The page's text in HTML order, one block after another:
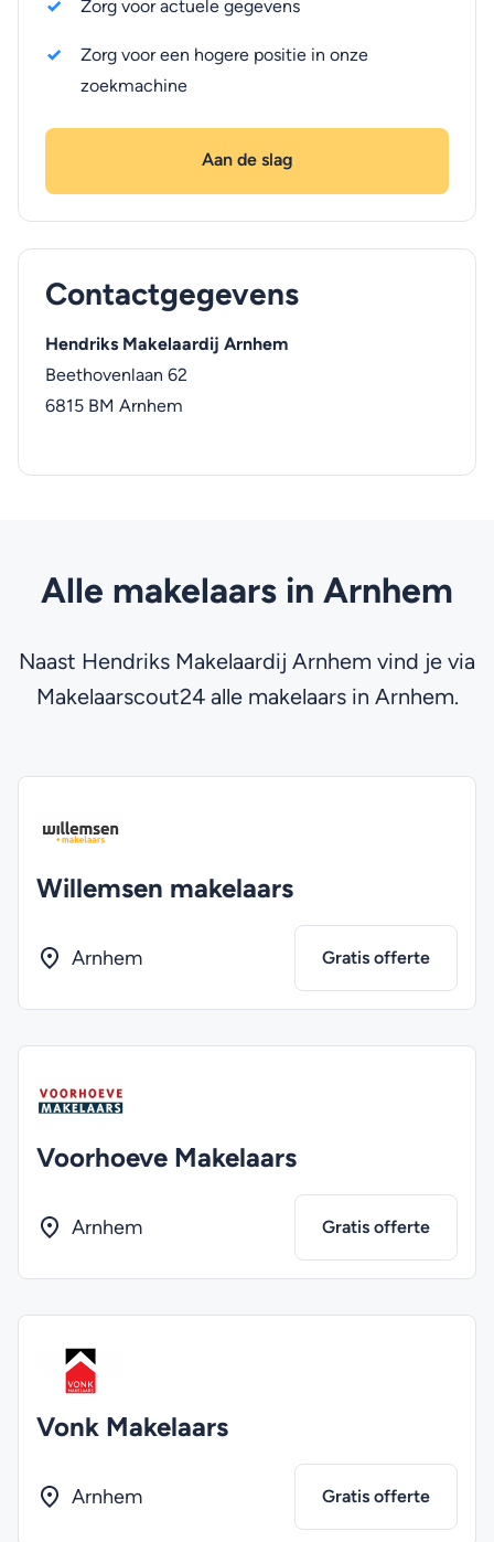
Zorg voor actuele gegevens
Zorg voor een hogere positie in onze
zoekmachine
Aan de slag
Contactgegevens
Hendriks Makelaardij Arnhem
Beethovenlaan 62
6815 BM Arnhem
Alle makelaars in Arnhem
Naast Hendriks Makelaardij Arnhem vind je via
Makelaarscout24 alle makelaars in Arnhem.
Willemsen makelaars
Arnhem Gratis offerte
Voorhoeve Makelaars
Arnhem Gratis offerte
Vonk Makelaars
Arnhem Gratis offerte